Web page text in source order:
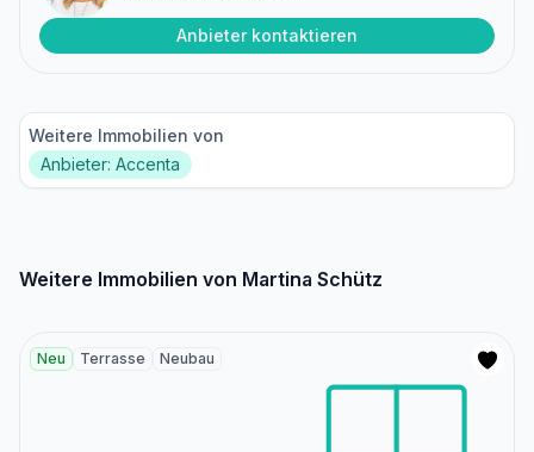
Anbieter kontaktieren
Weitere Immobilien von
Anbieter: Accenta
Weitere Immobilien von Martina Schütz
Neu Terrasse Neubau